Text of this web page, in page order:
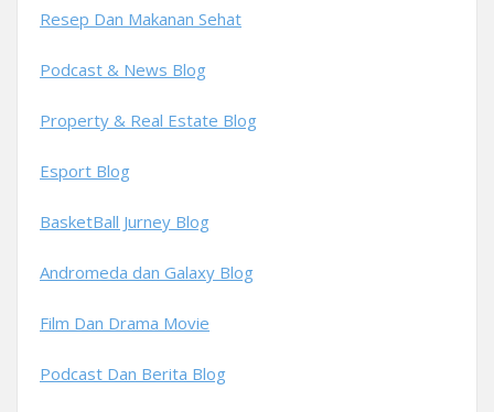
Resep Dan Makanan Sehat
Podcast & News Blog
Property & Real Estate Blog
Esport Blog
BasketBall Jurney Blog
Andromeda dan Galaxy Blog
Film Dan Drama Movie
Podcast Dan Berita Blog